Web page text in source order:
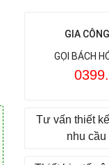
GIA
GỌI BÁCH
Tư vấn thiết
nhu cầu